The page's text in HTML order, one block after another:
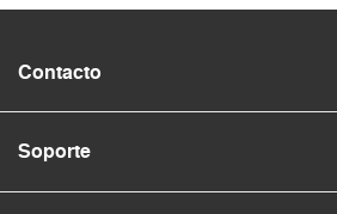
Contacto
Soporte